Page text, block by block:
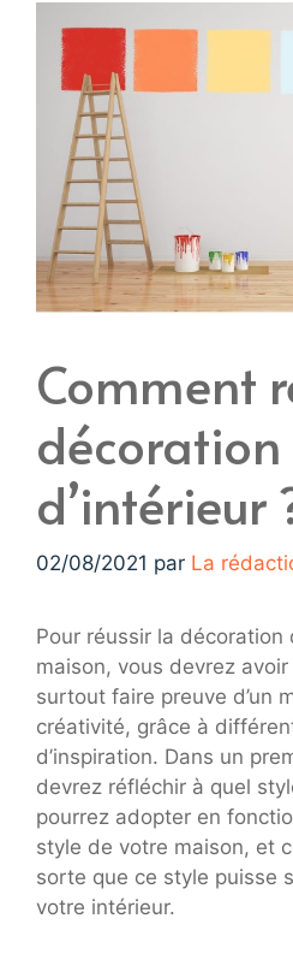
Comment
décoration
d’intérieur
02/08/2021 par La
Pour réussir la décoration
maison, vous devrez
surtout faire preuve d’un
créativité, grâce à
d’inspiration. Dans un
devrez réfléchir à quel
pourrez adopter en
style de votre maison, et
sorte que ce style puisse
votre intérieur.